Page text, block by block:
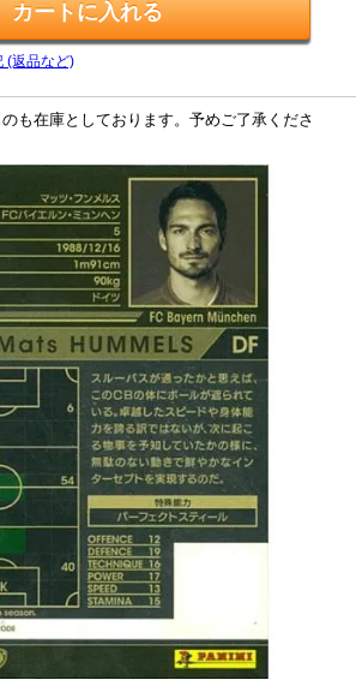
(返品など)
も在庫としております。予めご了承くださ